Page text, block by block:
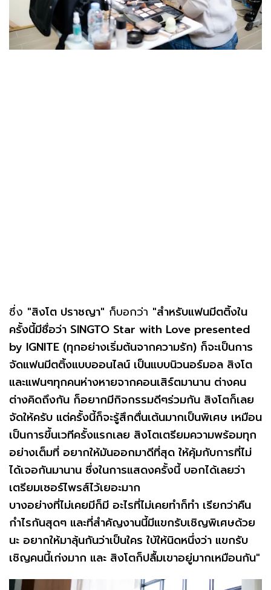
ซึ่ง "สิงโต ปราชญา" ก็บอกว่า "สำหรับแฟนมีตติ้งใน
ครั้งนี้มีชื่อว่า SINGTO Star with Love presented
by IGNITE (ทุกอย่างเริ่มต้นจากความรัก) ก็จะเป็นการ
จัดแฟนมีตติ้งแบบออนไลน์ เป็นแบบนิวนอร์มอล สิงโต
และแฟนๆทุกคนห่างหายจากคอนเสิร์ตมานาน ต่างคน
ต่างคิดถึงกัน ก็อยากมีกิจกรรมดีๆร่วมกัน สิงโตก็เลย
จัดให้ครับ แต่ครั้งนี้ก็จะรู้สึกตื่นเต้นมากเป็นพิเศษ เหมือน
เป็นการขึ้นเวทีครั้งแรกเลย สิงโตเตรียมความพร้อมทุก
อย่างเต็มที่ อยากให้มันออกมาดีที่สุด ให้คุ้มกับการที่ไม่
ได้เจอกันมานาน ซึ่งในการแสดงครั้งนี้ บอกได้เลยว่า
เตรียมเซอร์ไพรส์ไว้เยอะมาก
บางอย่างที่ไม่เคยมีก็มี อะไรที่ไม่เคยทำก็ทำ เรียกว่าคืน
กำไรกันสุดๆ และที่สำคัญงานนี้มีแขกรับเชิญพิเศษด้วย
นะ อยากให้มาลุ้นกันว่าเป็นใคร ใบ้ให้นิดหนึ่งว่า แขกรับ
เชิญคนนี้เก่งมาก และ สิงโตก็ปลื้มเขาอยู่มากเหมือนกัน"